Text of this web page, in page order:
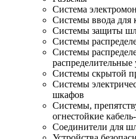
Система
Системы ввода для
Системы защиты
Системы
Системы
распределительные
Системы скрытой
Системы
шкафов
Системы,
огнестойкие
Соединители для